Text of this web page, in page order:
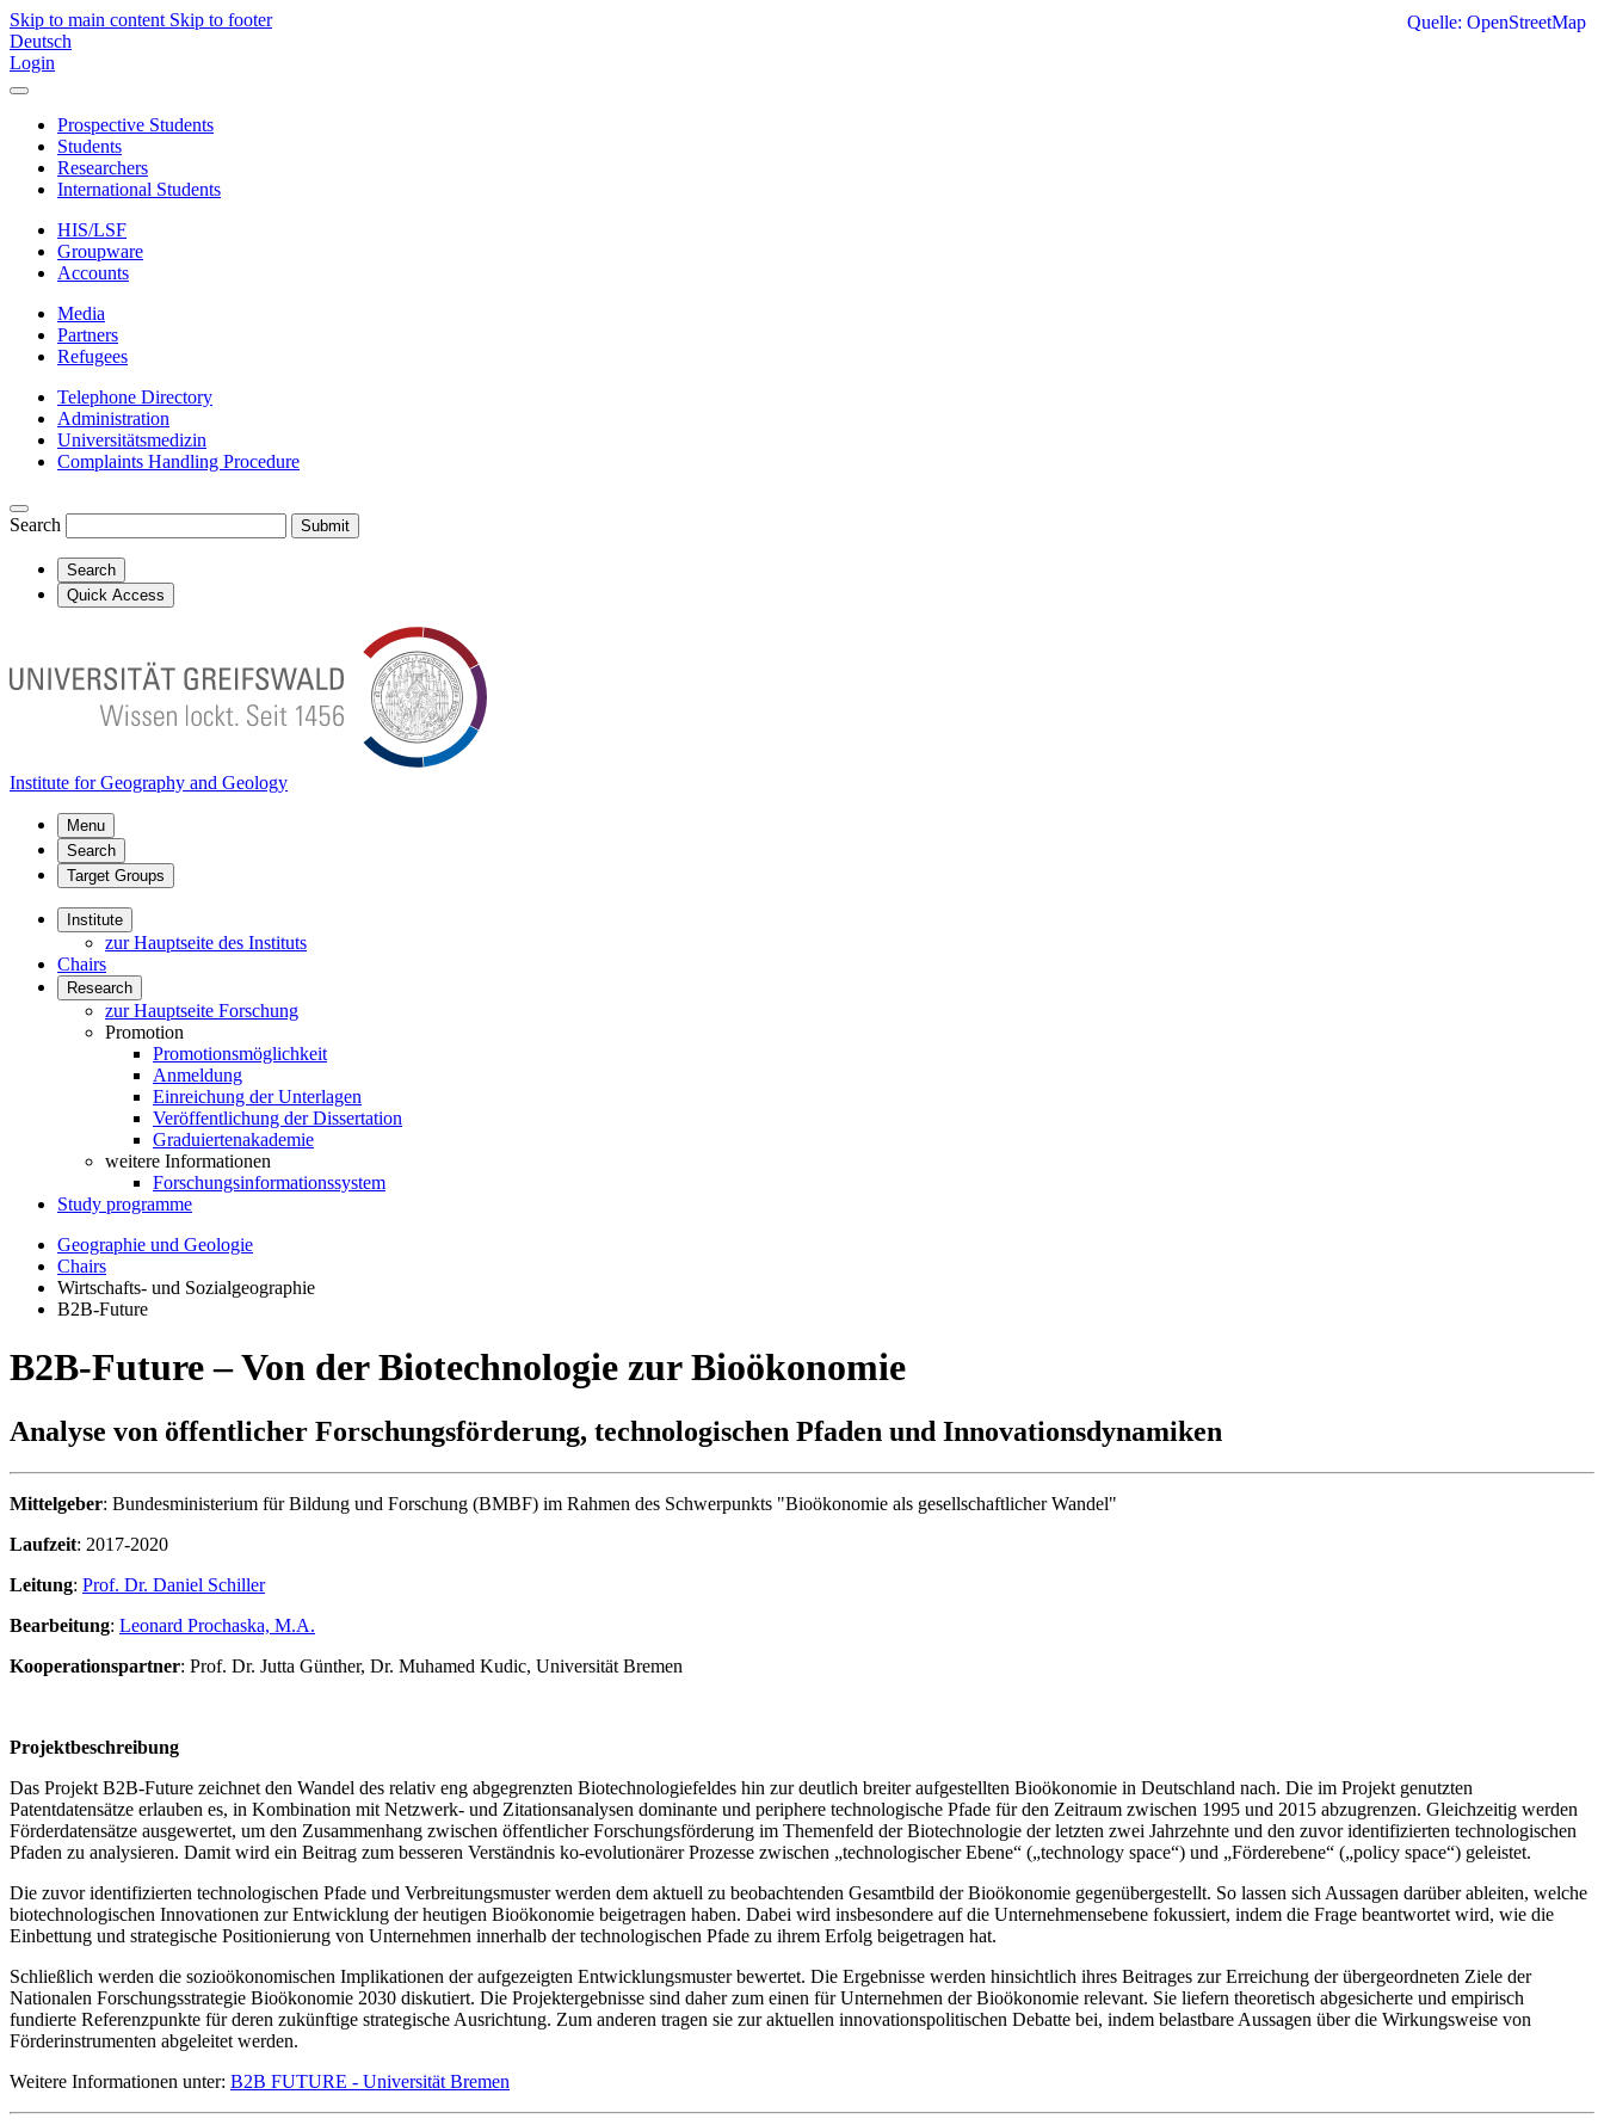
Skip to main content Skip to footer
Deutsch
Login
Prospective Students
Students
Researchers
International Students
HIS/LSF
Groupware
Accounts
Media
Partners
Refugees
Telephone Directory
Administration
Universitätsmedizin
Complaints Handling Procedure
Search Submit
Search
Quick Access
Institute for Geography and Geology
Menu
Search
Target Groups
Institute
zur Hauptseite des Instituts
Chairs
Research
zur Hauptseite Forschung
Promotion
Promotionsmöglichkeit
Anmeldung
Einreichung der Unterlagen
Veröffentlichung der Dissertation
Graduiertenakademie
weitere Informationen
Forschungsinformationssystem
Study programme
Geographie und Geologie
Chairs
Wirtschafts- und Sozialgeographie
B2B-Future
B2B-Future – Von der Biotechnologie zur Bioökonomie
Analyse von öffentlicher Forschungsförderung, technologischen Pfaden und Innovationsdynamiken
Mittelgeber: Bundesministerium für Bildung und Forschung (BMBF) im Rahmen des Schwerpunkts "Bioökonomie als gesellschaftlicher Wandel"
Laufzeit: 2017-2020
Leitung: Prof. Dr. Daniel Schiller
Bearbeitung: Leonard Prochaska, M.A.
Kooperationspartner: Prof. Dr. Jutta Günther, Dr. Muhamed Kudic, Universität Bremen
Projektbeschreibung
Das Projekt B2B-Future zeichnet den Wandel des relativ eng abgegrenzten Biotechnologiefeldes hin zur deutlich breiter aufgestellten Bioökonomie in Deutschland nach. Die im Projekt genutzten
Patentdatensätze erlauben es, in Kombination mit Netzwerk- und Zitationsanalysen dominante und periphere technologische Pfade für den Zeitraum zwischen 1995 und 2015 abzugrenzen. Gleichzeitig werden
Förderdatensätze ausgewertet, um den Zusammenhang zwischen öffentlicher Forschungsförderung im Themenfeld der Biotechnologie der letzten zwei Jahrzehnte und den zuvor identifizierten technologischen
Pfaden zu analysieren. Damit wird ein Beitrag zum besseren Verständnis ko-evolutionärer Prozesse zwischen „technologischer Ebene“ („technology space“) und „Förderebene“ („policy space“) geleistet.
Die zuvor identifizierten technologischen Pfade und Verbreitungsmuster werden dem aktuell zu beobachtenden Gesamtbild der Bioökonomie gegenübergestellt. So lassen sich Aussagen darüber ableiten, welche
biotechnologischen Innovationen zur Entwicklung der heutigen Bioökonomie beigetragen haben. Dabei wird insbesondere auf die Unternehmensebene fokussiert, indem die Frage beantwortet wird, wie die
Einbettung und strategische Positionierung von Unternehmen innerhalb der technologischen Pfade zu ihrem Erfolg beigetragen hat.
Schließlich werden die sozioökonomischen Implikationen der aufgezeigten Entwicklungsmuster bewertet. Die Ergebnisse werden hinsichtlich ihres Beitrages zur Erreichung der übergeordneten Ziele der
Nationalen Forschungsstrategie Bioökonomie 2030 diskutiert. Die Projektergebnisse sind daher zum einen für Unternehmen der Bioökonomie relevant. Sie liefern theoretisch abgesicherte und empirisch
fundierte Referenzpunkte für deren zukünftige strategische Ausrichtung. Zum anderen tragen sie zur aktuellen innovationspolitischen Debatte bei, indem belastbare Aussagen über die Wirkungsweise von
Förderinstrumenten abgeleitet werden.
Weitere Informationen unter: B2B FUTURE - Universität Bremen
Quelle: OpenStreetMap